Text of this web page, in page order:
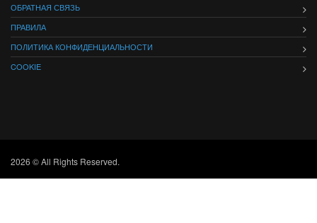
ОБРАТНАЯ СВЯЗЬ
ПРАВИЛА
ПОЛИТИКА КОНФИДЕНЦИАЛЬНОСТИ
COOKIE
2026 © All Rights Reserved.